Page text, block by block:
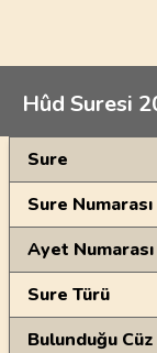
Hûd Suresi
Genel Bilgiler
Sure
Sure Numarası
Ayet Numarası
Sure Türü
Bulunduğu Cüz